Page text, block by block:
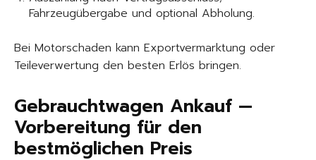
Fahrzeugübergabe und optional Abholung.
Bei Motorschaden kann Exportvermarktung oder
Teileverwertung den besten Erlös bringen.
Gebrauchtwagen Ankauf —
Vorbereitung für den
bestmöglichen Preis